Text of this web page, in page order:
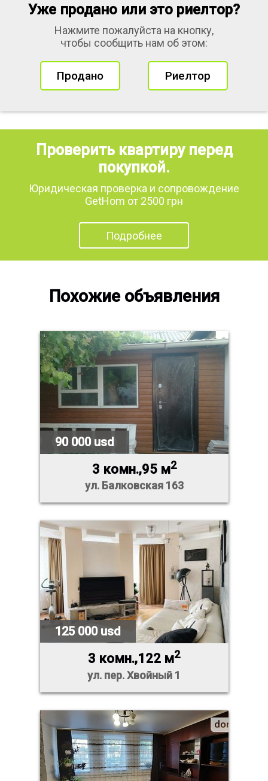
Уже продано или это риелтор?
Нажмите пожалуйста на кнопку,
чтобы сообщить нам об этом:
Продано Риелтор
Проверить квартиру перед
покупкой.
Юридическая проверка и сопровождение
GetHom от 2500 грн
Подробнее
Похожие объявления
90 000 usd
3 комн.,95 м2
ул. Балковская 163
125 000 usd
3 комн.,122 м2
ул. пер. Хвойный 1